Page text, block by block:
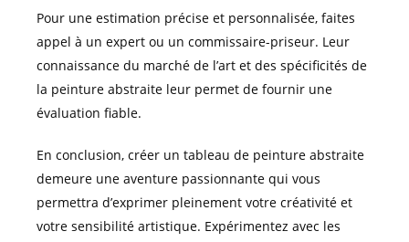
Pour une estimation précise et personnalisée, faites
appel à un expert ou un commissaire-priseur. Leur
connaissance du marché de l’art et des spécificités de
la peinture abstraite leur permet de fournir une
évaluation fiable.
En conclusion, créer un tableau de peinture abstraite
demeure une aventure passionnante qui vous
permettra d’exprimer pleinement votre créativité et
votre sensibilité artistique. Expérimentez avec les